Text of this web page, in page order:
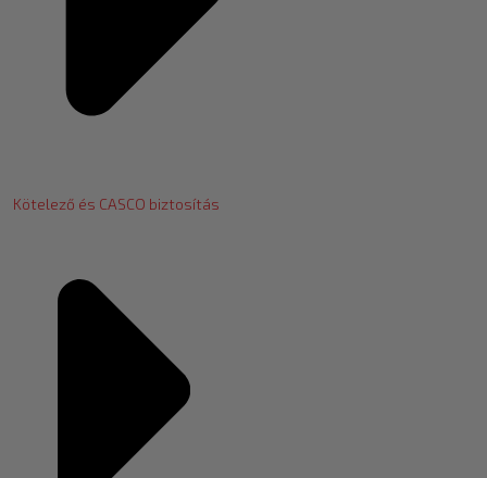
Kötelező és CASCO biztosítás